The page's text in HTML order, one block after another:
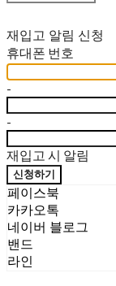
재입고 알림 신청
휴대폰 번호
-
-
재입고 시 알림
신청하기
페이스북
카카오톡
네이버 블로그
밴드
라인